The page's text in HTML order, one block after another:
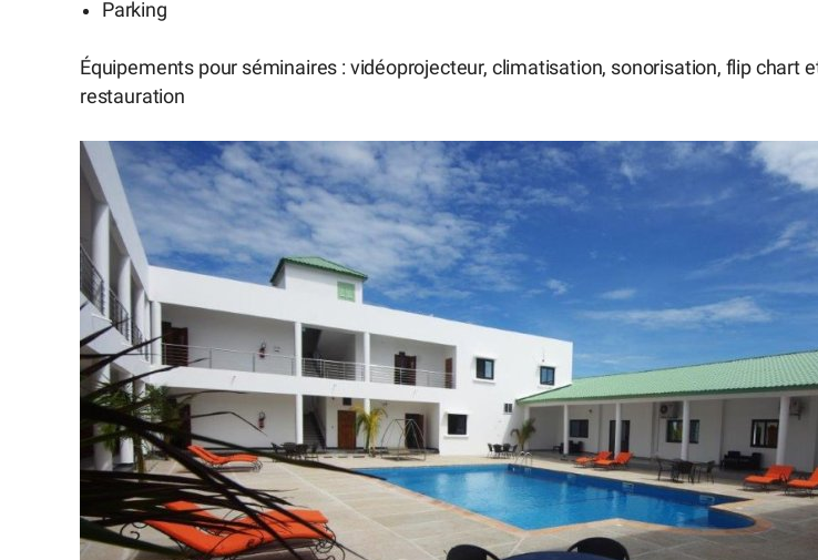
Parking
Équipements pour séminaires : vidéoprojecteur, climatisation, sonorisation, flip chart
restauration